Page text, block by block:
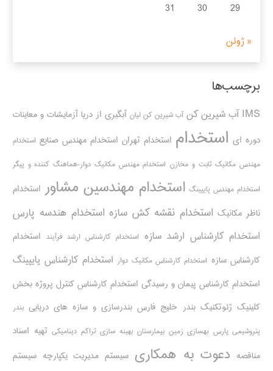
29
30
31
« ژوئن
برچسب‌ها
IMS آب شیرین کن آب شیرین کن لیان آبگیری از دریا آزمایشات و معاینات
دوره ای استخدام استخدام تهران استخدام مهندس صنایع استخدام
مهندس مکانیک ثابت و مخازن استخدام مهندس مکانیک دوار-هماهنگ کننده و پیگر
استخدام مهندس پایپینگ استخدام مهندسین مشاور استخدام
ناظر مکانیک استخدام نقشه کش سازه استخدام هندسه پارس
استخدام کارشناس ارشد سازه استخدام کارشناس ارشد فرآیند استخدام
کارشناس سازه استخدام کارشناس مکانیک دوار استخدام کارشناس پایپینگ
استخدام کارشناس پیمان و رسیدگی استخدام کارشناس کنترل پروژه بخش
کلینیک ژئوتکنیک بندر خلیج فارس بندرسازی و سازه های دریایی بندر
پتروشیمی پارس بهسازی زمین بیمارستان بهینه سازی تراکم دینامیکی تهیه اسناد
مناقصه دعوت به همکاری سیستم مدیریت یکپارچه سیستم